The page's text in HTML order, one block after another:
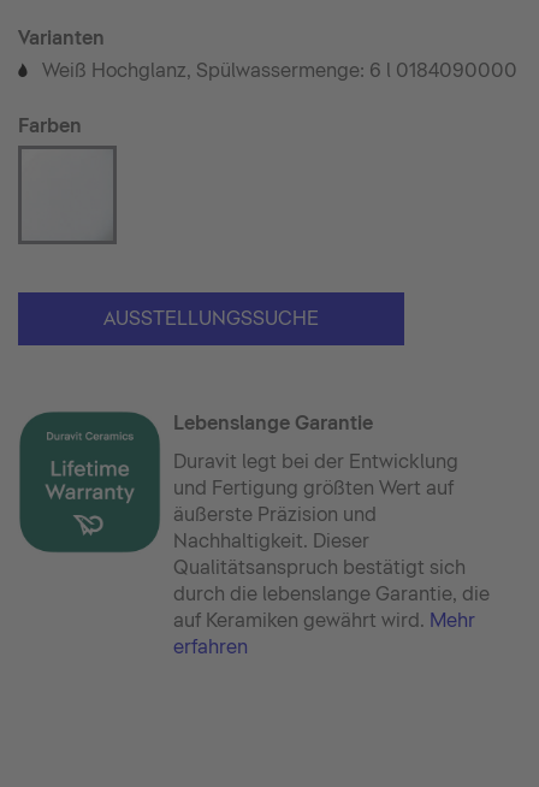
Varianten
© Weiß Hochglanz, Spülwassermenge: 6 l 0184090000
Farben
AUSSTELLUNGSSUCHE
Lebenslange Garantie
Duravit legt bei der Entwicklung
und Fertigung größten Wert auf
äußerste Präzision und
Nachhaltigkeit. Dieser
Qualitätsanspruch bestätigt sich
durch die lebenslange Garantie, die
auf Keramiken gewährt wird. Mehr
erfahren